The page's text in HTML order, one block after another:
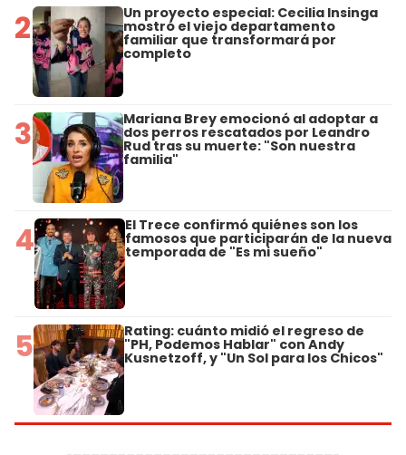
2 Un proyecto especial: Cecilia Insinga
mostró el viejo departamento
familiar que transformará por
completo
3 Mariana Brey emocionó al adoptar a
dos perros rescatados por Leandro
Rud tras su muerte: "Son nuestra
familia"
4 El Trece confirmó quiénes son los
famosos que participarán de la nueva
temporada de "Es mi sueño"
5 Rating: cuánto midió el regreso de
"PH, Podemos Hablar" con Andy
Kusnetzoff, y "Un Sol para los Chicos"